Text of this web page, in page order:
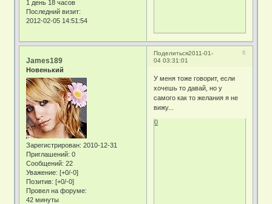
1 день 18 часов
Последний визит:
2012-02-05 14:51:54
Поделиться 6
2011-01-
04 03:31:01
James189
Новенький
Зарегистрирован: 2010-12-31
Приглашений: 0
Сообщений: 22
Уважение: [+0/-0]
Позитив: [+0/-0]
Провел на форуме:
42 минуты
У меня тоже говорит, если
хочешь то давай, но у
самого как то желания я не
вижу...
0